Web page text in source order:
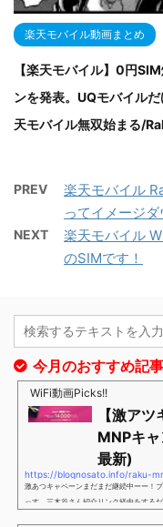
楽天モバイル動画まとめ
【楽天モバイル】0円
ンを発表。UQモバイル
天モバイル無双始まる/
PREV
楽天モバイル
ってイメージダ
NEXT
楽天モバイル
のSIMです！
今月のおすすめ記事
WiFi動画Picks!!
【激ア
MNPキ
最新)
https://blognosato.info/raku-
激あつキャペーンまだまだ継続中ーー！
っす。三木谷さん紹介リンク経由をす